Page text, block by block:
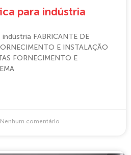
para indústria
FABRICANTE DE
E INSTALAÇÃO
FORNECIMENTO E
Nenhum comentário